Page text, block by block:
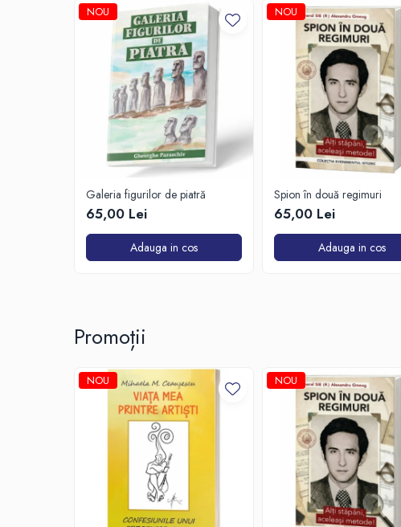
NOU
Galeria figurilor de piatră
65,00 Lei
Adauga in cos
NOU
Spion în două regimuri
65,00 Lei
Adauga in cos
Promoții
NOU NOU